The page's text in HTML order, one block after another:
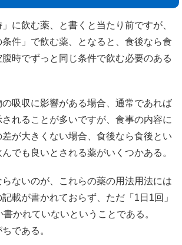
」に飲む薬、と書くと当たり前ですが、
条件」で飲む薬、となると、食後なら食
時でずっと同じ条件で飲む必要のある
吸収に影響がある場合、通常であれば
されることが多いですが、食事の内容に
が大きくない場合、食後なら食後とい
でも良いとされる薬がいくつかある。
ないのが、これらの薬の用法用法には
載が書かれておらず、ただ「1日1回」
書かれていないということである。
である。